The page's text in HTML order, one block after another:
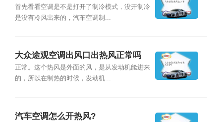
首先看看空调是不是打开了制冷模式，没开制冷
是没有冷风出来的，汽车空调制...
大众途观空调出风口出热风正常吗
正常。这个热风是外面的风，是从发动机舱进来
的，所以在制热的时候，发动机...
汽车空调怎么开热风?